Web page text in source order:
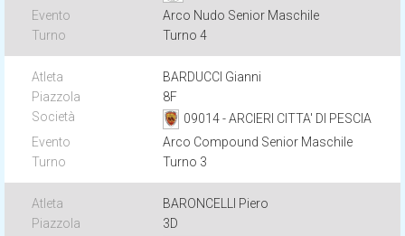
Arco Nudo Senior Maschile
Turno 4
BARDUCCI Gianni
8F
09014 - ARCIERI CITTA' DI PESCIA
Arco Compound Senior Maschile
Turno 3
BARONCELLI Piero
3D